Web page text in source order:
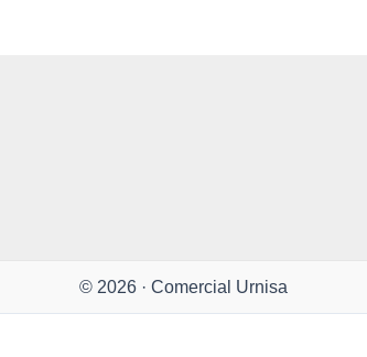
© 2026 · Comercial Urnisa